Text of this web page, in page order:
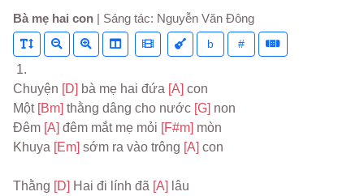
Bà mẹ hai con | Sáng tác: Nguyễn Văn Đông
b #
1.
Chuyện [D] bà mẹ hai đứa [A] con
Một [Bm] thằng dâng cho nước [G] non
Đêm [A] đêm mắt mẹ mỏi [F#m] mòn
Khuya [Em] sớm ra vào trông [A] con
Thằng [D] Hai đi lính đã [A] lâu